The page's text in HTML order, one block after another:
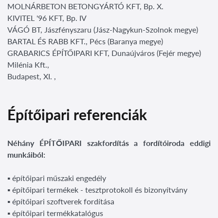
MOLNÁRBETON BETONGYÁRTÓ KFT, Bp. X.
KIVITEL '96 KFT, Bp. IV
VÁGÓ BT, Jászfényszaru (Jász-Nagykun-Szolnok megye)
BARTAL ÉS RABB KFT., Pécs (Baranya megye)
GRABARICS ÉPÍTŐIPARI KFT, Dunaújváros (Fejér megye)
Milénia Kft.,
Budapest, XI. ,
Építőipari referenciák
Néhány ÉPÍTŐIPARI szakfordítás a fordítóiroda eddigi
munkáiból:
▪ építőipari műszaki engedély
▪ építőipari termékek - tesztprotokoll és bizonyítvány
▪ építőipari szoftverek fordítása
▪ építőipari termékkatalógus